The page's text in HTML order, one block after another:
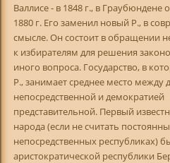
Валлисе - в 1848 г., в Граубюндене
1880 г. Его заменил новый Р., в
смысле. Он состоит в обращении
к избирателям для решения
иного вопроса. Государство, в
Р., занимает среднее место между
непосредственной и демократией
представительной. Первый
народа (если не считать
непосредственных республиках)
аристократической республики